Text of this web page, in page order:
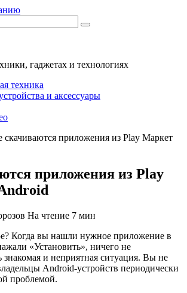
гаджетах и технологиях
техника
и аксессуары
скачиваются приложения из Play Маркет
приложения из Play
На чтение 7 мин
Когда вы нашли нужное приложение в
«Установить», ничего не
знакомая и неприятная ситуация. Вы не
Android-устройств периодически
проблемой.